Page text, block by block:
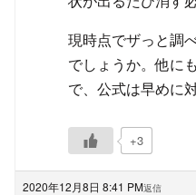
現時点でザっと調
でしょうか。他に
で、公式は早めに
+3
2020年12月8日 8:41 PM返信